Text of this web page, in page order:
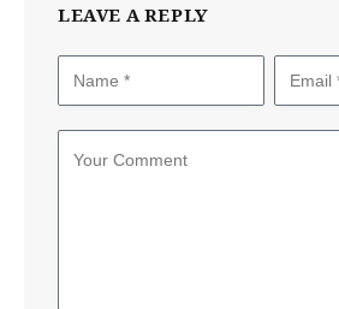
LEAVE A REPLY